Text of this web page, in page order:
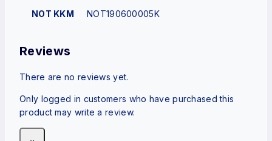
NOT KKM NOT190600005K
Reviews
There are no reviews yet.
Only logged in customers who have purchased this
product may write a review.